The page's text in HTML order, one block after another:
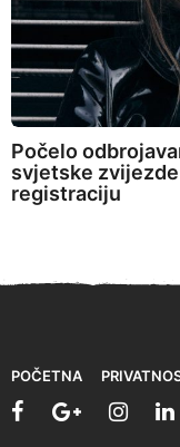
Počelo
svjetske
registraciju
POČETNA